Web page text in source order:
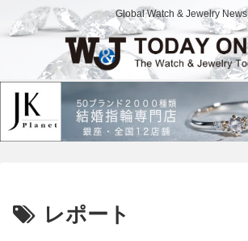
Global Watch & Jewelry News
レポート